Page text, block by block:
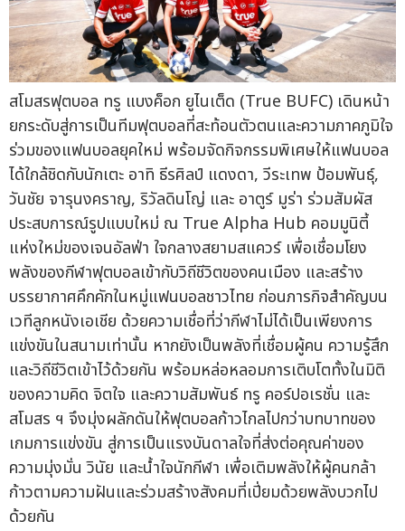
สโมสรฟุตบอล ทรู แบงค็อก ยูไนเต็ด (True BUFC) เดินหน้า
ยกระดับสู่การเป็นทีมฟุตบอลที่สะท้อนตัวตนและความภาคภูมิใจ
ร่วมของแฟนบอลยุคใหม่ พร้อมจัดกิจกรรมพิเศษให้แฟนบอล
ได้ใกล้ชิดกับนักเตะ อาทิ ธีรศิลป์ แดงดา, วีระเทพ ป้อมพันธุ์,
วันชัย จารุนงคราญ, ริวัลดินโญ่ และ อาตูร์ มูร่า ร่วมสัมผัส
ประสบการณ์รูปแบบใหม่ ณ True Alpha Hub คอมมูนิตี้
แห่งใหม่ของเจนอัลฟ่า ใจกลางสยามสแควร์ เพื่อเชื่อมโยง
พลังของกีฬาฟุตบอลเข้ากับวิถีชีวิตของคนเมือง และสร้าง
บรรยากาศคึกคักในหมู่แฟนบอลชาวไทย ก่อนภารกิจสำคัญบน
เวทีลูกหนังเอเชีย ด้วยความเชื่อที่ว่ากีฬาไม่ได้เป็นเพียงการ
แข่งขันในสนามเท่านั้น หากยังเป็นพลังที่เชื่อมผู้คน ความรู้สึก
และวิถีชีวิตเข้าไว้ด้วยกัน พร้อมหล่อหลอมการเติบโตทั้งในมิติ
ของความคิด จิตใจ และความสัมพันธ์ ทรู คอร์ปอเรชั่น และ
สโมสร ฯ จึงมุ่งผลักดันให้ฟุตบอลก้าวไกลไปกว่าบทบาทของ
เกมการแข่งขัน สู่การเป็นแรงบันดาลใจที่ส่งต่อคุณค่าของ
ความมุ่งมั่น วินัย และน้ำใจนักกีฬา เพื่อเติมพลังให้ผู้คนกล้า
ก้าวตามความฝันและร่วมสร้างสังคมที่เปี่ยมด้วยพลังบวกไป
ด้วยกัน